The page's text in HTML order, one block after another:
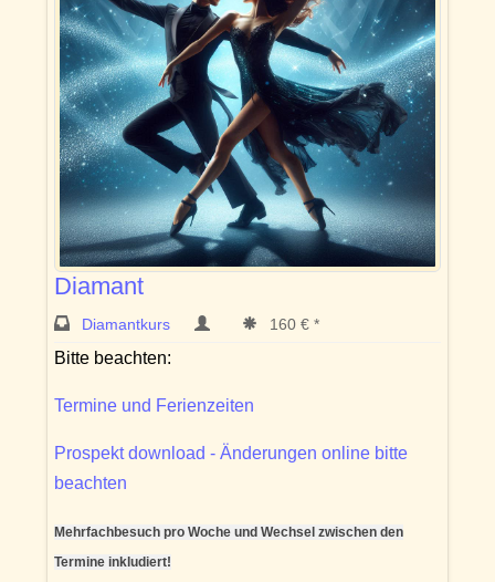
Diamant
Diamantkurs 160 € *
Bitte beachten:
Termine und Ferienzeiten
Prospekt download - Änderungen online bitte
beachten
Mehrfachbesuch pro Woche und Wechsel zwischen den
Termine inkludiert!